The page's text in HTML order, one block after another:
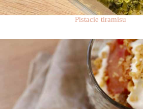
Pistacie tiramisu